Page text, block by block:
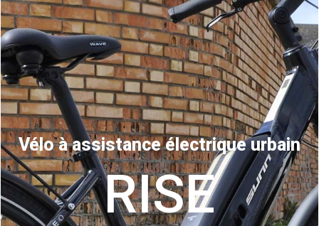
Vélo à assistance électrique urbain
RISE